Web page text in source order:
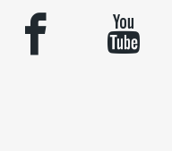
facebook youtube